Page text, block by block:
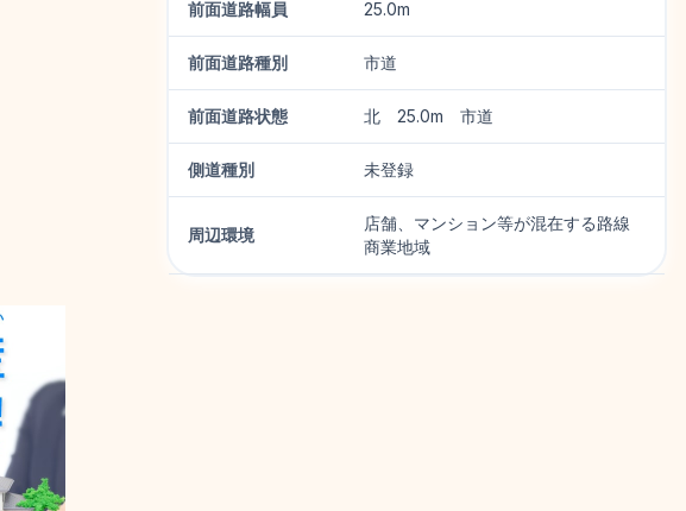
前面道路幅員 25.0m
前面道路種別 市道
前面道路状態 北 25.0m 市道
側道種別 未登録
周辺環境
店舗、マンション等が混在する路線
商業地域